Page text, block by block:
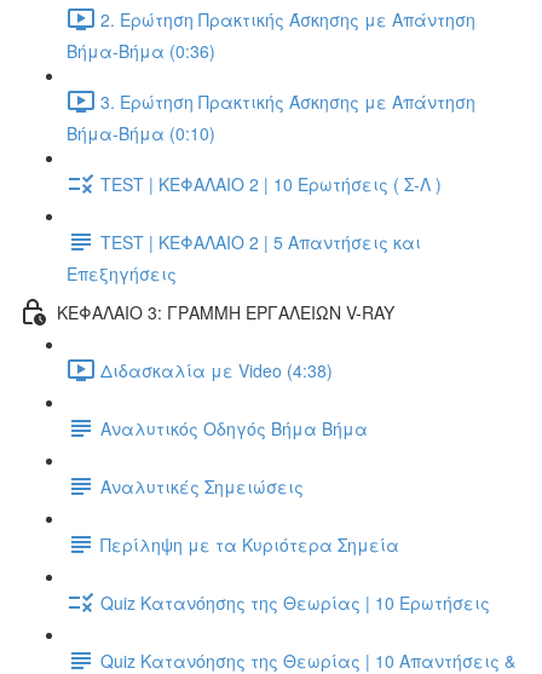
2. Ερώτηση Πρακτικής Άσκησης με Απάντηση
Βήμα-Βήμα (0:36)
3. Ερώτηση Πρακτικής Άσκησης με Απάντηση
Βήμα-Βήμα (0:10)
TEST | ΚΕΦΑΛΑΙΟ 2 | 10 Ερωτήσεις ( Σ-Λ )
TEST | ΚΕΦΑΛΑΙΟ 2 | 5 Απαντήσεις και
Επεξηγήσεις
ΚΕΦΑΛΑΙΟ 3: ΓΡΑΜΜΗ ΕΡΓΑΛΕΙΩΝ V-RAY
Διδασκαλία με Video (4:38)
Αναλυτικός Οδηγός Βήμα Βήμα
Αναλυτικές Σημειώσεις
Περίληψη με τα Κυριότερα Σημεία
Quiz Κατανόησης της Θεωρίας | 10 Ερωτήσεις
Quiz Κατανόησης της Θεωρίας | 10 Απαντήσεις &